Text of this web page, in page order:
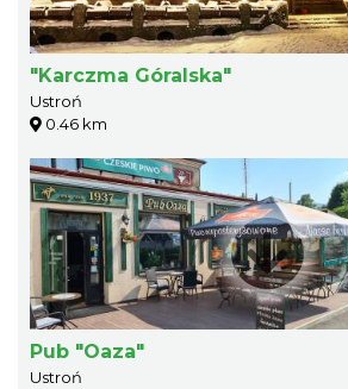
"Karczma Góralska"
Ustroń
0.46 km
Pub "Oaza"
Ustroń